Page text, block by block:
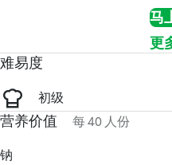
马
更
难易度
初级
营养价值 每 40 人份
钠